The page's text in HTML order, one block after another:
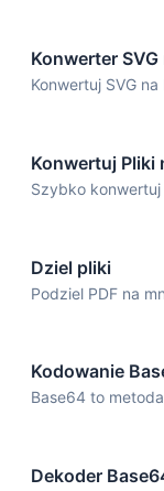
Konwerter SVG
Konwertuj SVG
Konwertuj Pliki
Szybko
Dziel pliki
Podziel PDF na
Kodowanie
Base64 to
Dekoder